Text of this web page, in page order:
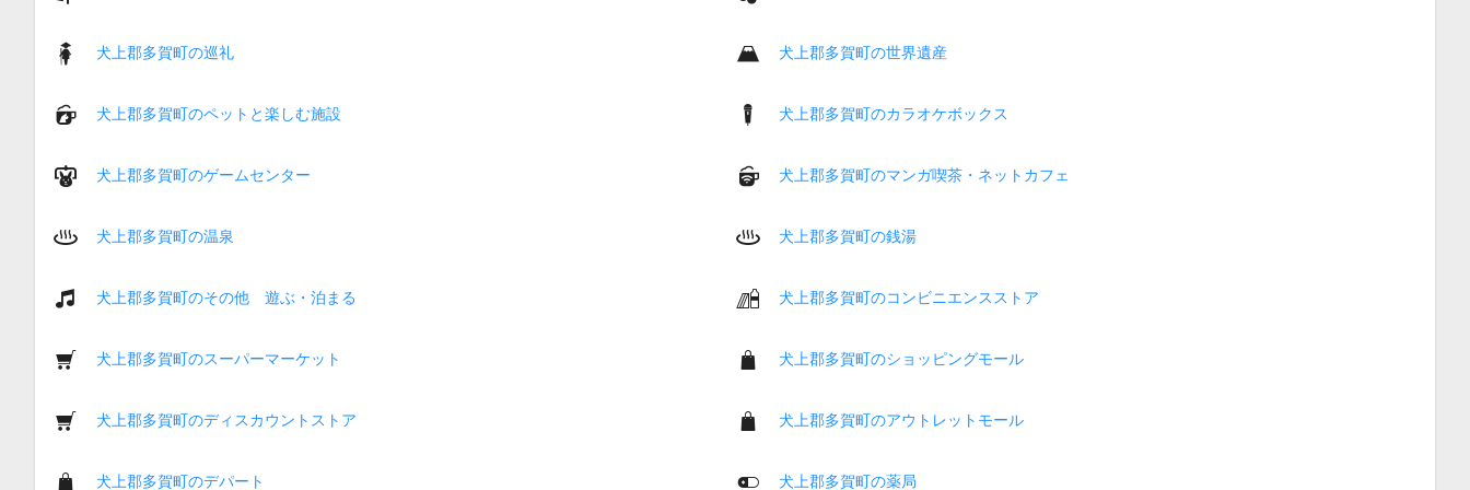
犬上郡多賀町の巡礼 犬上郡多賀町の世界遺産
犬上郡多賀町のペットと楽しむ施設 犬上郡多賀町のカラオケボックス
犬上郡多賀町のゲームセンター 犬上郡多賀町のマンガ喫茶・ネットカフェ
犬上郡多賀町の温泉 犬上郡多賀町の銭湯
犬上郡多賀町のその他 遊ぶ・泊まる 犬上郡多賀町のコンビニエンスストア
犬上郡多賀町のスーパーマーケット 犬上郡多賀町のショッピングモール
犬上郡多賀町のディスカウントストア 犬上郡多賀町のアウトレットモール
犬上郡多賀町のデパート 犬上郡多賀町の薬局